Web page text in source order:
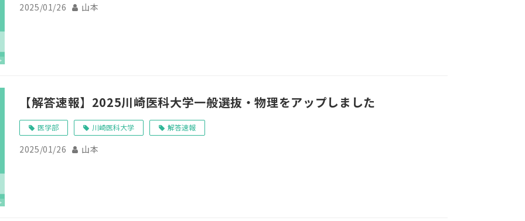
2025/01/26 山本
【解答速報】2025川崎医科大学一般選抜・物理をアップしました
医学部 川崎医科大学 解答速報
2025/01/26 山本